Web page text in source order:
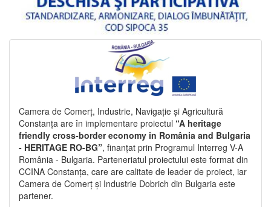
Camera de Comerț, Industrie, Navigație și Agricultură
Constanța are în implementare proiectul “A heritage
friendly cross-border economy in România and Bulgaria
- HERITAGE RO-BG”, finanțat prin Programul Interreg V-A
România - Bulgaria. Parteneriatul proiectului este format din
CCINA Constanța, care are calitate de leader de proiect, iar
Camera de Comerț și Industrie Dobrich din Bulgaria este
partener.